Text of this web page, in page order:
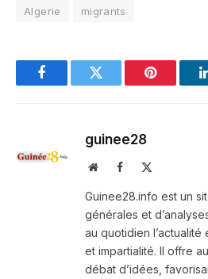
Algerie migrants
FacebookTwitter Pinterest
guinee28
WebsiteFacebook
Guinee28.info est un
générales et
au quotidien
et impartialité. Il offre
débat d’idées,